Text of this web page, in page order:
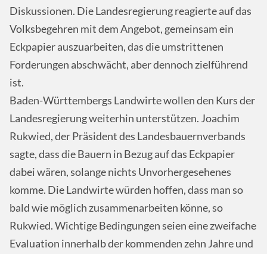
Diskussionen. Die Landesregierung reagierte auf das
Volksbegehren mit dem Angebot, gemeinsam ein
Eckpapier auszuarbeiten, das die umstrittenen
Forderungen abschwächt, aber dennoch zielführend
ist.
Baden-Württembergs Landwirte wollen den Kurs der
Landesregierung weiterhin unterstützen. Joachim
Rukwied, der Präsident des Landesbauernverbands
sagte, dass die Bauern in Bezug auf das Eckpapier
dabei wären, solange nichts Unvorhergesehenes
komme. Die Landwirte würden hoffen, dass man so
bald wie möglich zusammenarbeiten könne, so
Rukwied. Wichtige Bedingungen seien eine zweifache
Evaluation innerhalb der kommenden zehn Jahre und